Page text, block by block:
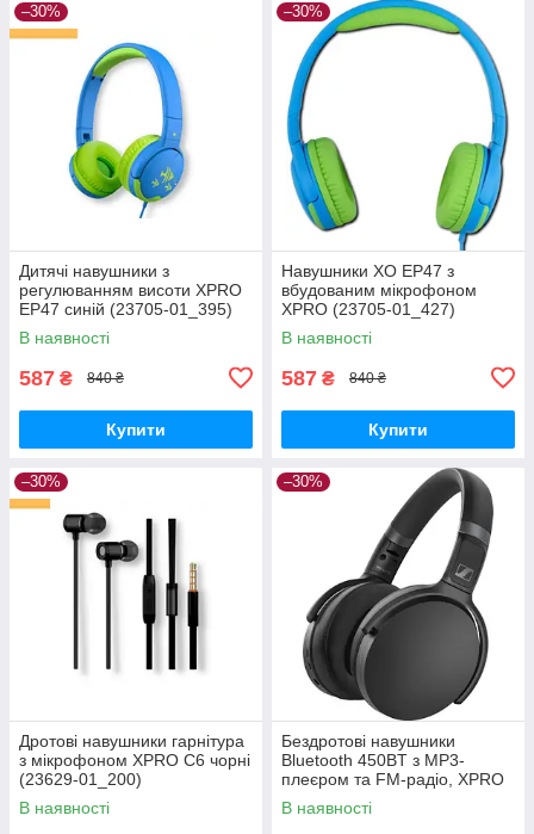
–30%
Дитячі навушники з
регулюванням висоти XPRO
EP47 синій (23705-01_395)
В наявності
587 ₴ 840 ₴
Купити
–30%
Навушники XO EP47 з
вбудованим мікрофоном
XPRO (23705-01_427)
В наявності
587 ₴ 840 ₴
Купити
–30%
Дротові навушники гарнітура
з мікрофоном XPRO C6 чорні
(23629-01_200)
В наявності
–30%
Бездротові навушники
Bluetooth 450BT з MP3-
плеєром та FM-радіо, XPRO
(41166-450BT_231)
В наявності